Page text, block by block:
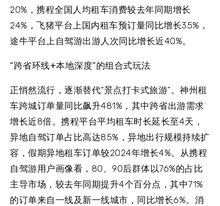
20%，携程全国人均租车消费较去年同期增长
24%，飞猪平台上国内租车预订量同比增长35%，
途牛平台上自驾游出游人次同比增长近40%。
“跨省环线+本地深度”的组合式玩法
正悄然流行，逐渐替代“景点打卡式旅游”。神州租
车跨城订单量同比飙升481%，其中跨省出游需求
增长近8倍。携程平台平均租车时长延长至4天，
异地自驾订单占比高达85%，异地出行规模持续扩
容，假期异地租车订单较2024年增长4%。从携程
自驾游用户画像看，80、90后群体以76%的占比
主导市场，较去年同期提升4个百分点，其中71%
的订单来自一线及新一线城市，同比增长6%。消